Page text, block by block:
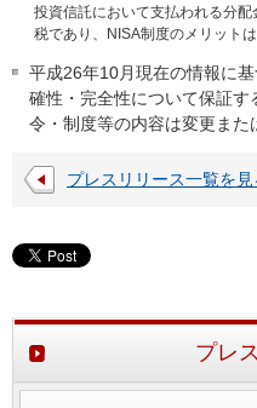
投資信託において支払われる分
税であり、NISA制度のメリットは
平成26年10月現在の情報に
確性・完全性について保証
令・制度等の内容は変更また
プレスリリース一覧を見
プレ